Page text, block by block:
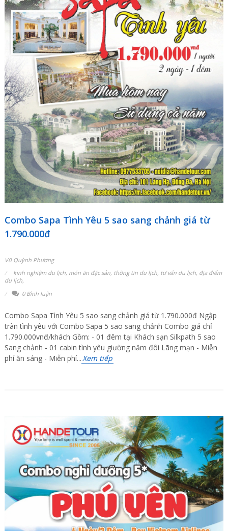
Combo Sapa Tình Yêu 5 sao sang chảnh giá từ
1.790.000đ
Vũ Quỳnh Phương
kinh nghiệm du lịch, món ăn đặc sản, thông tin du lịch, tư vấn du lịch, địa điểm
du lịch,
0 Bình luận
Combo Sapa Tình Yêu 5 sao sang chảnh giá từ 1.790.000đ Ngập
tràn tình yêu với Combo Sapa 5 sao sang chảnh Combo giá chỉ
1.790.000vnđ/khách Gồm: - 01 đêm tại Khách sạn Silkpath 5 sao
Sang chảnh - 01 cabin tình yêu giường năm đôi Lãng mạn - Miễn
phí ăn sáng - Miễn phí...Xem tiếp